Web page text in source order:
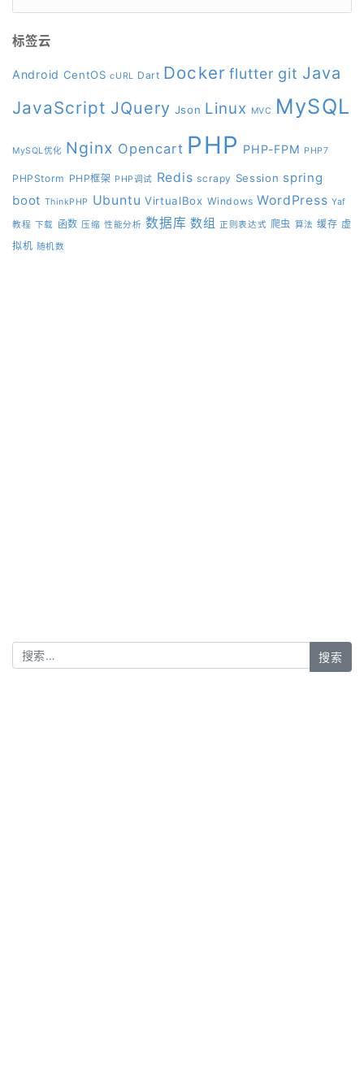
标签云
Android CentOS cURL Dart Docker flutter git Java
JavaScript JQuery Json Linux MVC MySQL
MySQL优化 Nginx Opencart PHP PHP-FPM PHP7
PHPStorm PHP框架 PHP调试 Redis scrapy Session spring
boot ThinkPHP Ubuntu VirtualBox Windows WordPress Yaf
教程 下载 函数 压缩 性能分析 数据库 数组 正则表达式 爬虫 算法 缓存 虚
拟机 随机数